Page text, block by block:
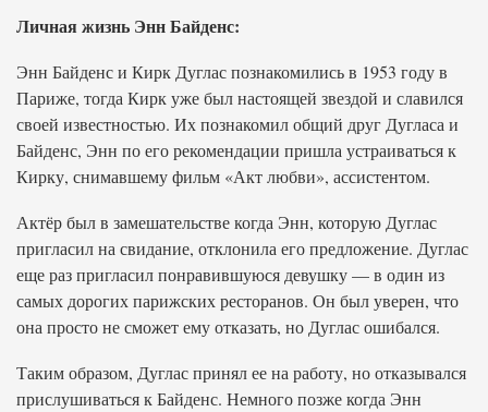
Личная жизнь Энн Байденс:
Энн Байденс и Кирк Дуглас познакомились в 1953 году в
Париже, тогда Кирк уже был настоящей звездой и славился
своей известностью. Их познакомил общий друг Дугласа и
Байденс, Энн по его рекомендации пришла устраиваться к
Кирку, снимавшему фильм «Акт любви», ассистентом.
Актёр был в замешательстве когда Энн, которую Дуглас
пригласил на свидание, отклонила его предложение. Дуглас
еще раз пригласил понравившуюся девушку — в один из
самых дорогих парижских ресторанов. Он был уверен, что
она просто не сможет ему отказать, но Дуглас ошибался.
Таким образом, Дуглас принял ее на работу, но отказывался
прислушиваться к Байденс. Немного позже когда Энн